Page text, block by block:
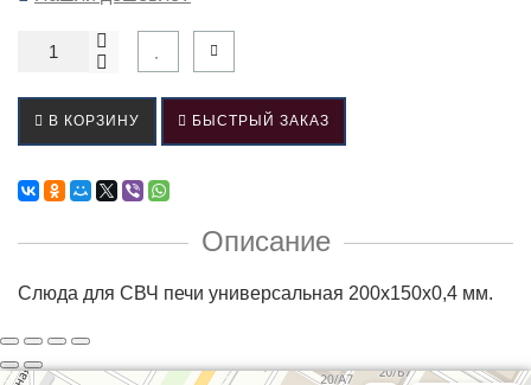
В КОРЗИНУ БЫСТРЫЙ ЗАКАЗ
Описание
Слюда для СВЧ печи универсальная 200x150x0,4 мм.